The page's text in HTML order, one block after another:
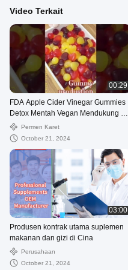
Video Terkait
00:29
FDA Apple Cider Vinegar Gummies
Detox Mentah Vegan Mendukung 60
Ct ACV Gummies
Permen Karet
October 21, 2024
03:00
Produsen kontrak utama suplemen
makanan dan gizi di Cina
Perusahaan
October 21, 2024